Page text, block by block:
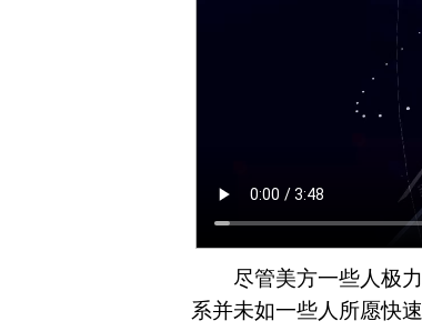
尽管美方一些人极力
系并未如一些人所愿快